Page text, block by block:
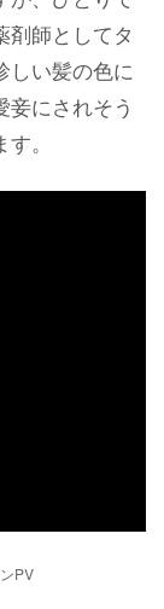
剤師としてタ
しい髪の色に
にされそう
。
PV